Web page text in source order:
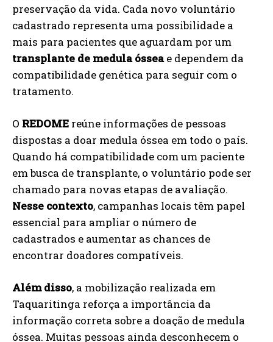
preservação da vida. Cada novo voluntário
cadastrado representa uma possibilidade a
mais para pacientes que aguardam por um
transplante de medula ósseae dependem da
compatibilidade genética para seguir com o
tratamento.
O REDOME reúne informações de pessoas
dispostas a doar medula óssea em todo o país.
Quando há compatibilidade com um paciente
em busca de transplante, o voluntário pode ser
chamado para novas etapas de avaliação.
Nesse contexto, campanhas locais têm papel
essencial para ampliar o número de
cadastrados e aumentar as chances de
encontrar doadores compatíveis.
Além disso, a mobilização realizada em
Taquaritinga reforça a importância da
informação correta sobre a doação de medula
óssea. Muitas pessoas ainda desconhecem o